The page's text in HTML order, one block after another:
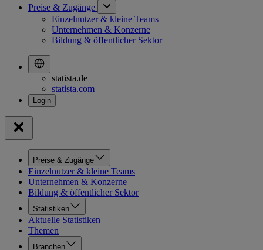
Preise & Zugänge
Einzelnutzer & kleine Teams
Unternehmen & Konzerne
Bildung & öffentlicher Sektor
statista.de
statista.com
Preise & Zugänge
Einzelnutzer & kleine Teams
Unternehmen & Konzerne
Bildung & öffentlicher Sektor
Statistiken
Aktuelle Statistiken
Themen
Branchen